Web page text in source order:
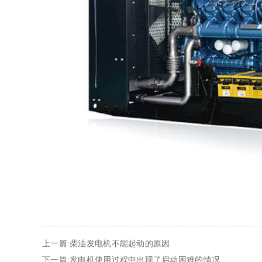
上一篇:柴油发电机不能起动的原因
下一篇:发电机使用过程中出现了启动困难的情况